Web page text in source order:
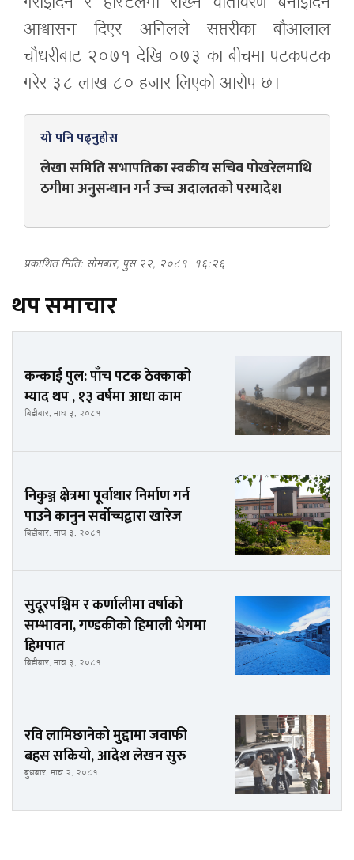
आश्वासन दिएर अनिलले सप्तरीका बौआलाल
चौधरीबाट २०७१ देखि ०७३ का बीचमा पटकपटक
गरेर ३८ लाख ८० हजार लिएको आरोप छ ।
यो पनि पढ्नुहोस
लेखा समिति सभापतिका स्वकीय सचिव पोखरेलमाथि
ठगीमा अनुसन्धान गर्न उच्च अदालतको परमादेश
प्रकाशित मिति: सोमबार, पुस २२, २०८१ १६:२६
थप समाचार
कन्काई पुल: पाँच पटक ठेक्काको
म्याद थप , १३ वर्षमा आधा काम
बिहीबार, माघ ३, २०८१
निकुञ्ज क्षेत्रमा पूर्वाधार निर्माण गर्न
पाउने कानुन सर्वोच्चद्वारा खारेज
बिहीबार, माघ ३, २०८१
सुदूरपश्चिम र कर्णालीमा वर्षाको
सम्भावना, गण्डकीको हिमाली भेगमा
हिमपात
बिहीबार, माघ ३, २०८१
रवि लामिछानेको मुद्दामा जवाफी
बहस सकियो, आदेश लेखन सुरु
बुधबार, माघ २, २०८१